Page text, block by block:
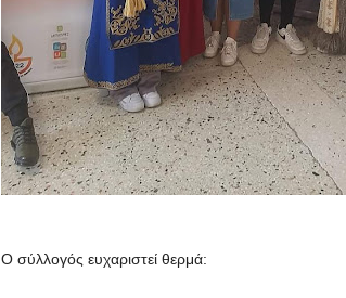
Ο σύλλογός ευχαριστεί θερμά: